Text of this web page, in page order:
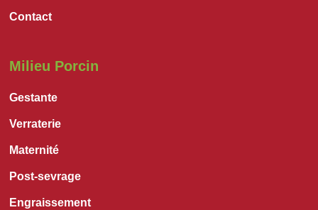
Contact
Milieu Porcin
Gestante
Verraterie
Maternité
Post-sevrage
Engraissement